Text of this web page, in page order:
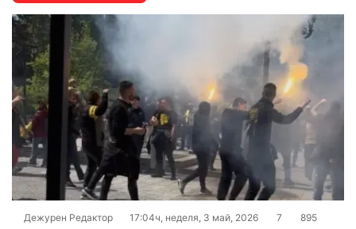
Дежурен Редактор 17:04ч, неделя, 3 май, 2026 7 895